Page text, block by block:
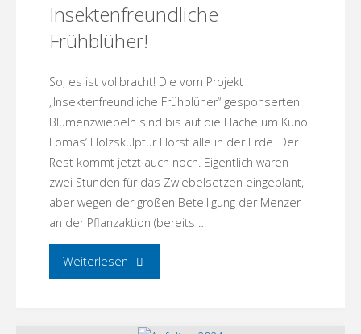
Insektenfreundliche
Frühblüher!
So, es ist vollbracht! Die vom Projekt
„Insektenfreundliche Frühblüher“ gesponserten
Blumenzwiebeln sind bis auf die Fläche um Kuno
Lomas‘ Holzskulptur Horst alle in der Erde. Der
Rest kommt jetzt auch noch. Eigentlich waren
zwei Stunden für das Zwiebelsetzen eingeplant,
aber wegen der großen Beteiligung der Menzer
an der Pflanzaktion (bereits …
Weiterlesen "Insektenfreundliche